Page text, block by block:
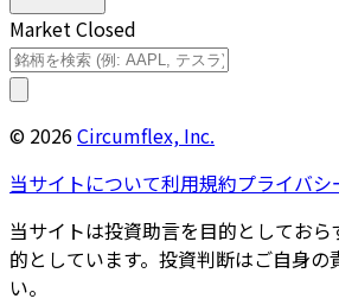
Market Closed
© 2026Circumflex, Inc.
当サイトについて利用規約プライバシ
当サイトは投資助言を目的としてお
的としています。投資判断はご自身の
い。